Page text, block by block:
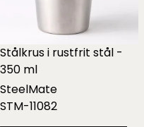
Stålkrus i rustfrit stål -
350 ml
SteelMate
STM-11082